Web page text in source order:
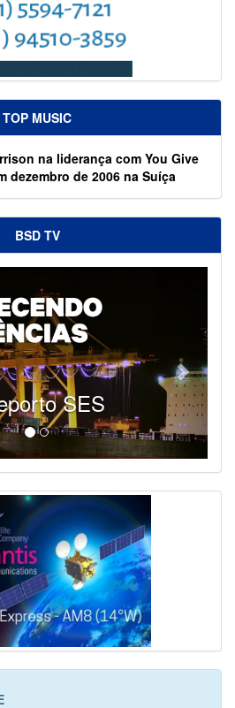
TOP MUSIC
na liderança com You Give
dezembro de 2006 na Suíça
BSD TV
SES